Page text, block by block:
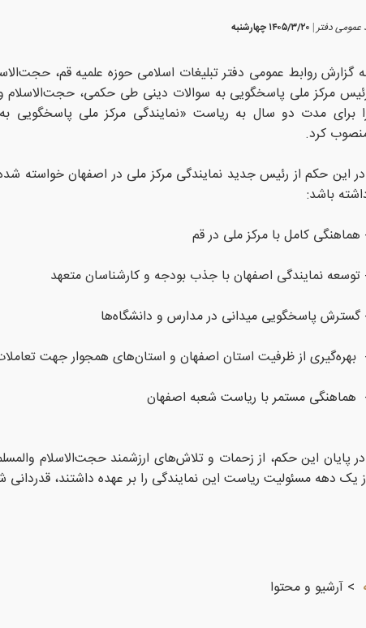
عمومی دفتر | ۱۴۰۵/۳/۲۰ چهارشنبه
گزارش روابط عمومی دفتر تبلیغات اسلامی حوزه علمیه قم،
مرکز ملی پاسخگویی به سوالات دینی طی حکمی، حجت‌الاسلام
برای مدت دو سال به ریاست «نمایندگی مرکز ملی پاسخگویی
کرد.
در این حکم از رئیس جدید نمایندگی مرکز ملی در اصفهان خواسته شده
باشد:
هماهنگی کامل با مرکز ملی در قم
توسعه نمایندگی اصفهان با جذب بودجه و کارشناسان متعهد
گسترش پاسخگویی میدانی در مدارس و دانشگاه‌ها
بهره‌گیری از ظرفیت استان اصفهان و استان‌های همجوار جهت
هماهنگی مستمر با ریاست شعبه اصفهان
در پایان این حکم، از زحمات و تلاش‌های ارزشمند حجت‌الاسلام
یک دهه مسئولیت ریاست این نمایندگی را بر عهده داشتند،
آرشیو و محتوا